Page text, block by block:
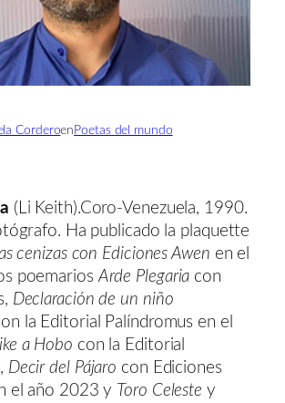
Corderoen Poetas del mundo
(Li Keith).Coro-Venezuela, 1990.
Ha publicado la plaquette
cenizas con Ediciones Awen en el
poemariosArde Plegaria con
Declaración de un niño
la Editorial Palíndromus en el
a Hobo con la Editorial
Decir del Pájaro con Ediciones
el año 2023 y Toro Celeste y